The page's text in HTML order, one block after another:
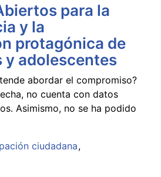
para la
y la
protagónica de
y adolescentes
abordar el compromiso?
no cuenta con datos
Asimismo, no se ha podido
ciudadana